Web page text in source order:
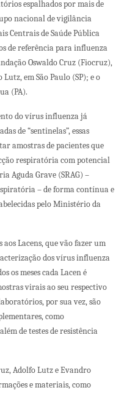
espalhados por mais de
nacional de vigilância
Centrais de Saúde Pública
de referência para influenza
Oswaldo Cruz (Fiocruz),
em São Paulo (SP); e o
(PA).
do vírus influenza já
de “sentinelas”, essas
amostras de pacientes que
respiratória com potencial
Aguda Grave (SRAG) –
– de forma contínua e
pelo Ministério da
aos Lacens, que vão fazer um
dos vírus influenza
os meses cada Lacen é
virais ao seu respectivo
por sua vez, são
como
de testes de resistência
Adolfo Lutz e Evandro
e materiais, como